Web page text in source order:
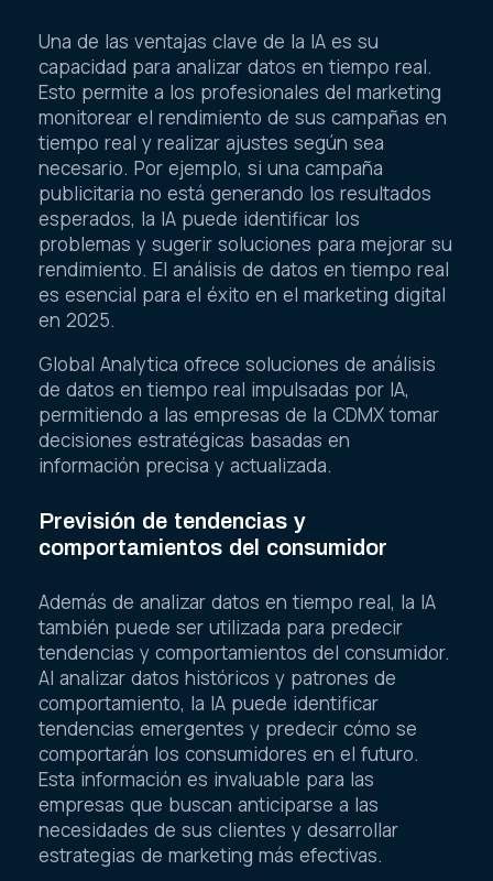
Una de las ventajas clave de la IA es su
capacidad para analizar datos en tiempo real.
Esto permite a los profesionales del marketing
monitorear el rendimiento de sus campañas en
tiempo real y realizar ajustes según sea
necesario. Por ejemplo, si una campaña
publicitaria no está generando los resultados
esperados, la IA puede identificar los
problemas y sugerir soluciones para mejorar su
rendimiento. El análisis de datos en tiempo real
es esencial para el éxito en el marketing digital
en 2025.
Global Analytica ofrece soluciones de análisis
de datos en tiempo real impulsadas por IA,
permitiendo a las empresas de la CDMX tomar
decisiones estratégicas basadas en
información precisa y actualizada.
Previsión de tendencias y
comportamientos del consumidor
Además de analizar datos en tiempo real, la IA
también puede ser utilizada para predecir
tendencias y comportamientos del consumidor.
Al analizar datos históricos y patrones de
comportamiento, la IA puede identificar
tendencias emergentes y predecir cómo se
comportarán los consumidores en el futuro.
Esta información es invaluable para las
empresas que buscan anticiparse a las
necesidades de sus clientes y desarrollar
estrategias de marketing más efectivas.